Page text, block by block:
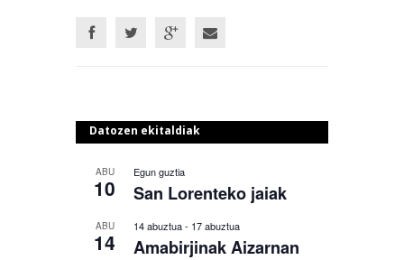
Datozen ekitaldiak
ABU
10
Egun guztia
San Lorenteko jaiak
ABU
14
14 abuztua- 17 abuztua
Amabirjinak Aizarnan